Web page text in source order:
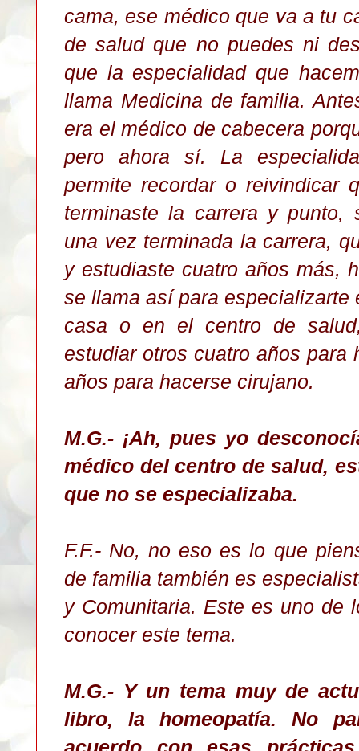
cama, ese médico que va a tu
de salud que no puedes ni
que la especialidad que
llama Medicina de familia.
era el médico de cabecera
pero ahora sí. La
permite recordar o reivindicar
terminaste la carrera y punto,
una vez terminada la carrera,
y estudiaste cuatro años más,
se llama así para
casa o en el centro de
estudiar otros cuatro años para
años para hacerse cirujano.
M.G.- ¡Ah, pues yo
médico del centro de salud,
que no se especializaba.
F.F.- No, no eso es lo que
de familia también es
y Comunitaria. Este es uno de
conocer este tema.
M.G.- Y un tema muy de
libro, la homeopatía. No